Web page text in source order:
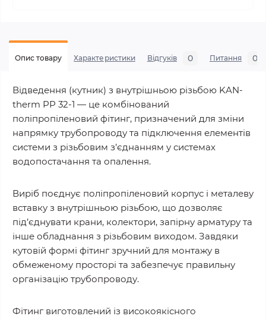
Опис товару Характеристики Відгуків 0 Питання 0
Відведення (кутник) з внутрішньою різьбою KAN-
therm PP 32-1 — це комбінований
поліпропіленовий фітинг, призначений для зміни
напрямку трубопроводу та підключення елементів
системи з різьбовим з’єднанням у системах
водопостачання та опалення.
Виріб поєднує поліпропіленовий корпус і металеву
вставку з внутрішньою різьбою, що дозволяє
під’єднувати крани, колектори, запірну арматуру та
інше обладнання з різьбовим виходом. Завдяки
кутовій формі фітинг зручний для монтажу в
обмеженому просторі та забезпечує правильну
організацію трубопроводу.
Фітинг виготовлений із високоякісного